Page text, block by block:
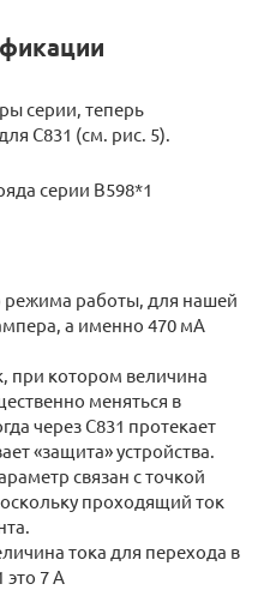
серии, теперь
С831 (см. рис. 5).
серии B598*1
режима работы, для нашей
а именно 470 мА
при котором величина
меняться в
через С831 протекает
«защита» устройства.
связан с точкой
проходящий ток
тока для перехода в
7 А